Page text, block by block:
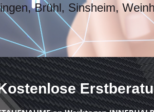
Brühl, Sinsheim,